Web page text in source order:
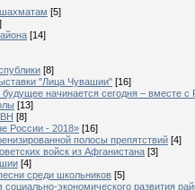
[5]
[14]
[8]
"Лица Чувашии" [16]
начинается сегодня – вместе
[13]
[8]
России - 2018» [16]
полосы препятствий [4]
войск из Афганистана [3]
[4]
среди школьников [5]
экономического развития